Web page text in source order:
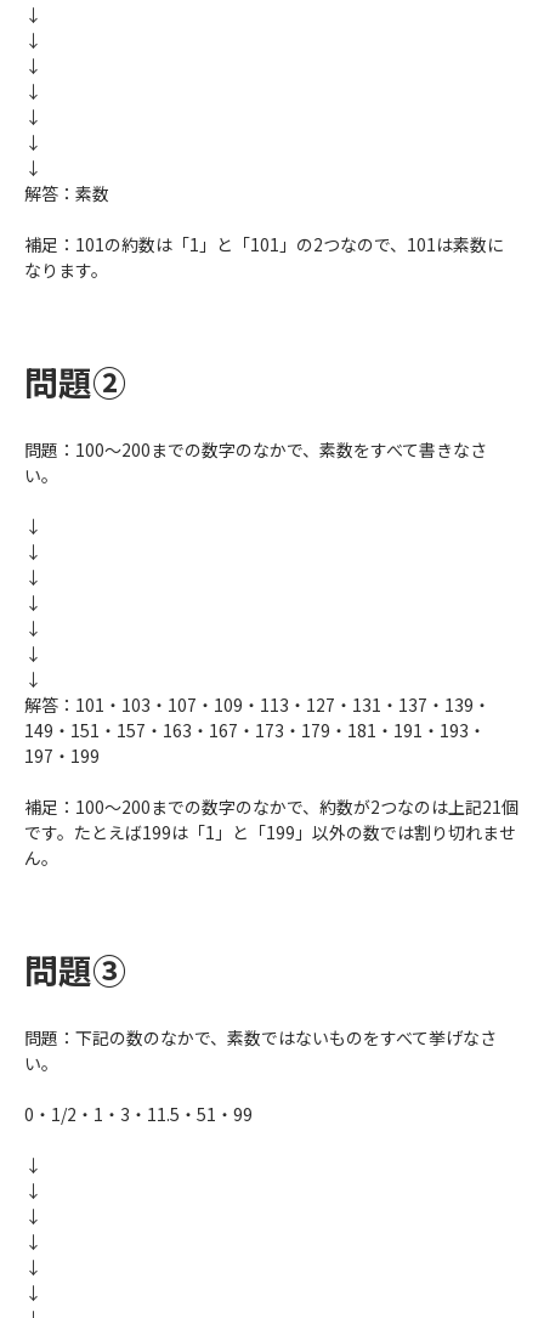
↓
↓
↓
↓
↓
↓
↓
解答：素数
補足：101の約数は「1」と「101」の2つなので、101は素数に
なります。
問題②
問題：100〜200までの数字のなかで、素数をすべて書きなさ
い。
↓
↓
↓
↓
↓
↓
↓
解答：101・103・107・109・113・127・131・137・139・
149・151・157・163・167・173・179・181・191・193・
197・199
補足：100〜200までの数字のなかで、約数が2つなのは上記21個
です。たとえば199は「1」と「199」以外の数では割り切れませ
ん。
問題③
問題：下記の数のなかで、素数ではないものをすべて挙げなさ
い。
0・1/2・1・3・11.5・51・99
↓
↓
↓
↓
↓
↓